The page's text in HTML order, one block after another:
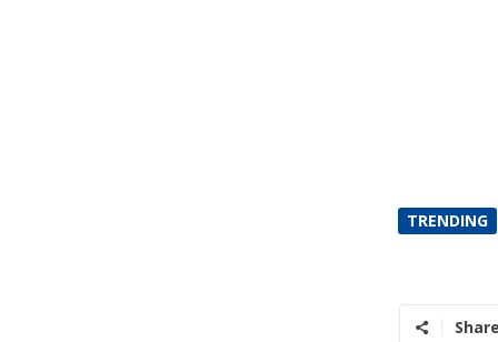
TRENDING
Share